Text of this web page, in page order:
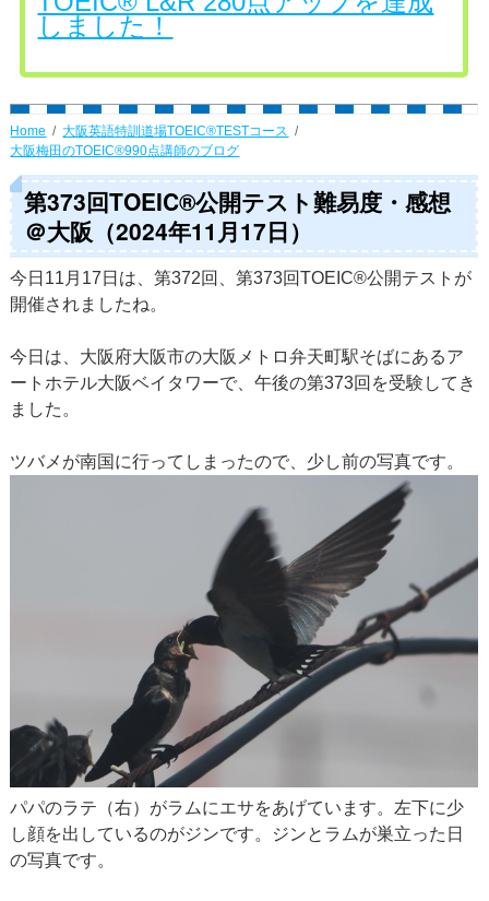
しました！
Home
大阪英語特訓道場TOEIC®TESTコース
大阪梅田のTOEIC®990点講師のブログ
第373回TOEIC®公開テスト難易度・感想
＠大阪（2024年11月17日）
今日11月17日は、第372回、第373回TOEIC®公開テストが
開催されましたね。
今日は、大阪府大阪市の大阪メトロ弁天町駅そばにあるア
ートホテル大阪ベイタワーで、午後の第373回を受験してき
ました。
ツバメが南国に行ってしまったので、少し前の写真です。
パパのラテ（右）がラムにエサをあげています。左下に少
し顔を出しているのがジンです。ジンとラムが巣立った日
の写真です。